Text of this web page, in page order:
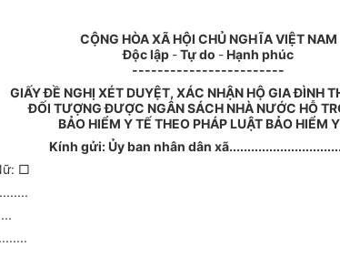
CỘNG HÒA XÃ HỘI CHỦ NGHĨA VIỆT NAM
Độc lập -Tự do -Hạnh phúc
------------------------
GIẤY ĐỀ NGHỊ XÉT DUYỆT, XÁC NHẬN HỘ GIA ĐÌNH
ĐỐI TƯỢNG ĐƯỢC NGÂN SÁCH NHÀ NƯỚC HỖ
BẢO HIỂM Y TẾ THEO PHÁP LUẬT BẢO HIỂM
Kính gửi:Ủy ban nhân dân
□